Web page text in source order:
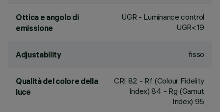
Ottica e angolo di
emissione
UGR - Luminance control
UGR<19
Adjustability fisso
Qualità del colore della
luce
CRI 82 - Rf (Colour Fidelity
Index) 84 - Rg (Gamut
Index) 95